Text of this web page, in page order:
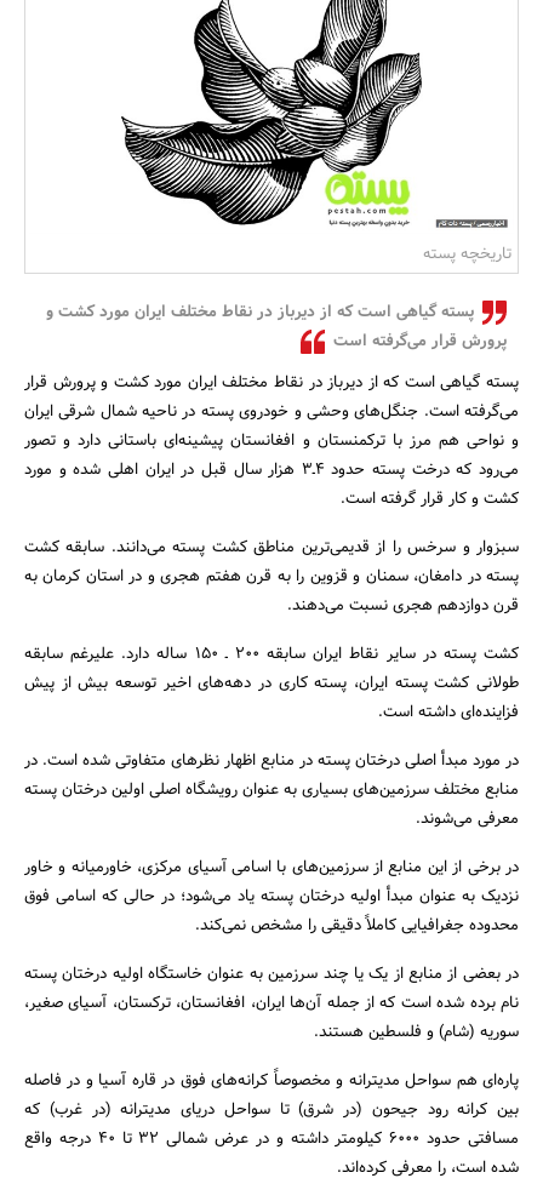
تاریخچه پسته
پسته گیاهی است که از دیرباز در نقاط مختلف ایران مورد کشت و
پرورش قرار می‌گرفته است
پسته گیاهی است که از دیرباز در نقاط مختلف ایران مورد کشت و پرورش قرار
می‌گرفته است. جنگل‌های وحشی و خودروی پسته در ناحیه شمال شرقی ایران
و نواحی هم مرز با ترکمنستان و افغانستان پیشینه‌ای باستانی دارد و تصور
می‌رود که درخت پسته حدود ۴ـ۳ هزار سال قبل در ایران اهلی شده و مورد
کشت و کار قرار گرفته است.
سبزوار و سرخس را از قدیمی‌ترین مناطق کشت پسته می‌دانند. سابقه کشت
پسته در دامغان، سمنان و قزوین را به قرن هفتم هجری و در استان کرمان به
قرن دوازدهم هجری نسبت می‌دهند.
کشت پسته در سایر نقاط ایران سابقه ۲۰۰ ـ ۱۵۰ ساله دارد. علیرغم سابقه
طولانی کشت پسته ایران، پسته کاری در دهه‌های اخیر توسعه بیش از پیش
فزاینده‌ای داشته است.
در مورد مبدأ اصلی درختان پسته در منابع اظهار نظرهای متفاوتی شده است. در
منابع مختلف سرزمین‌های بسیاری به عنوان رویشگاه اصلی اولین درختان پسته
معرفی می‌شوند.
در برخی از این منابع از سرزمین‌های با اسامی آسیای مرکزی، خاورمیانه و خاور
نزدیک به عنوان مبدأ اولیه درختان پسته یاد می‌شود؛ در حالی که اسامی فوق
محدوده جغرافیایی کاملاً دقیقی را مشخص نمی‌کند.
در بعضی از منابع از یک یا چند سرزمین به عنوان خاستگاه اولیه درختان پسته
نام برده شده است که از جمله آن‌ها ایران، افغانستان، ترکستان، آسیای صغیر،
سوریه (شام) و فلسطین هستند.
پاره‌ای هم سواحل مدیترانه و مخصوصاً کرانه‌های فوق در قاره آسیا و در فاصله
بین کرانه رود جیحون (در شرق) تا سواحل دریای مدیترانه (در غرب) که
مسافتی حدود ۶۰۰۰ کیلومتر داشته و در عرض شمالی ۳۲ تا ۴۰ درجه واقع
شده است، را معرفی کرده‌اند.